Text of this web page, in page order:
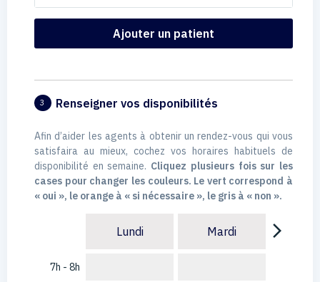
Ajouter un patient
3 Renseigner vos disponibilités
Afin d’aider les agents à obtenir un rendez-vous qui vous
satisfaira au mieux, cochez vos horaires habituels de
disponibilité en semaine. Cliquez plusieurs fois sur les
cases pour changer les couleurs. Le vert correspond à
« oui », le orange à « si nécessaire », le gris à « non ».
7h - 8h
Lundi Mardi arrow_forward_ios